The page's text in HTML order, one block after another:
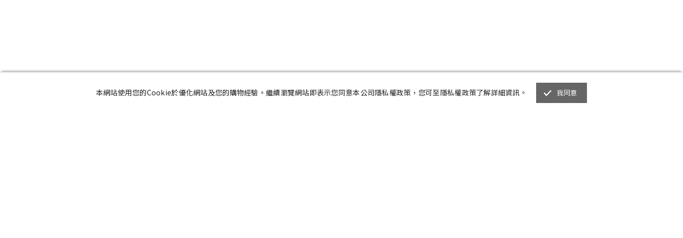
本網站使用您的Cookie於優化網站及您的購物經驗。繼續瀏覽網站即表示您同意本公司隱私權政策，您可至隱私權政策了解詳細資訊。 我同意